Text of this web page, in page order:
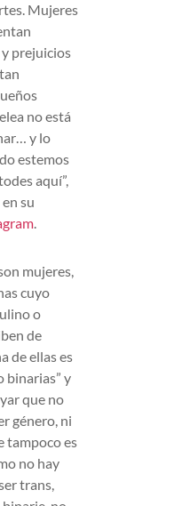
Mujeres
prejuicios
no está
y lo
estemos
aquí”,
su
.
mujeres,
cuyo
o
de
de ellas es
binarias” y
que no
género, ni
tampoco es
no hay
trans,